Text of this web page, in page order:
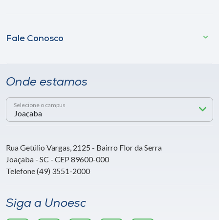
Fale Conosco
Onde estamos
Selecione o campus
Rua Getúlio Vargas, 2125 - Bairro Flor da Serra
Joaçaba - SC - CEP 89600-000
Telefone (49) 3551-2000
Siga a Unoesc